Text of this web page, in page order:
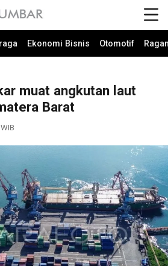
Ekonomi Bisnis Otomotif
muat angkutan laut
Barat